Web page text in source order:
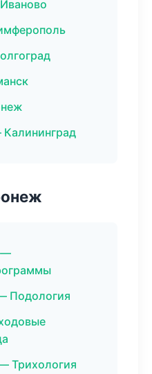
—
Подология
Трихология